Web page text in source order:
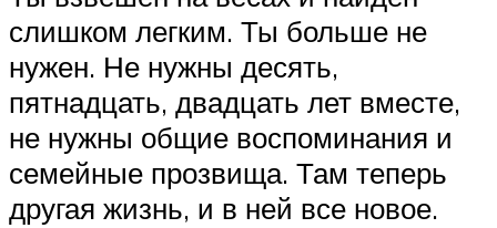
слишком легким. Ты больше не
нужен. Не нужны десять,
пятнадцать, двадцать лет вместе,
не нужны общие воспоминания и
семейные прозвища. Там теперь
другая жизнь, и в ней все новое.